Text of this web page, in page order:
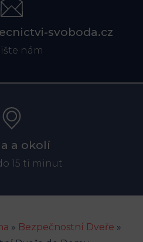
svoboda.cz
nám
a okolí
15 ti minut
» Bezpečnostní Dveře »